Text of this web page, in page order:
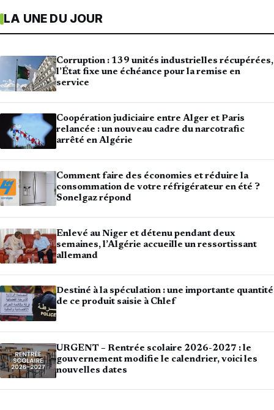
LA UNE DU JOUR
Corruption : 139 unités industrielles récupérées,
l’État fixe une échéance pour la remise en
service
Coopération judiciaire entre Alger et Paris
relancée : un nouveau cadre du narcotrafic
arrêté en Algérie
Comment faire des économies et réduire la
consommation de votre réfrigérateur en été ?
Sonelgaz répond
Enlevé au Niger et détenu pendant deux
semaines, l’Algérie accueille un ressortissant
allemand
Destiné à la spéculation : une importante quantité
de ce produit saisie à Chlef
URGENT – Rentrée scolaire 2026-2027 : le
gouvernement modifie le calendrier, voici les
nouvelles dates